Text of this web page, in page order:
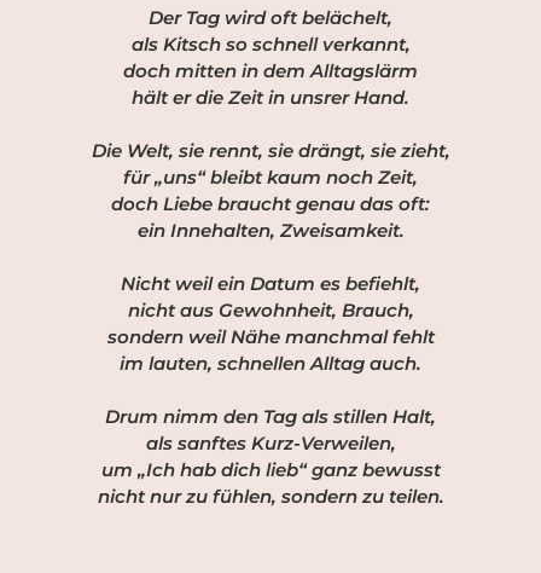
Der Tag wird oft belächelt,
als Kitsch so schnell verkannt,
doch mitten in dem Alltagslärm
hält er die Zeit in unsrer Hand.
Die Welt, sie rennt, sie drängt, sie zieht,
für „uns“ bleibt kaum noch Zeit,
doch Liebe braucht genau das oft:
ein Innehalten, Zweisamkeit.
Nicht weil ein Datum es befiehlt,
nicht aus Gewohnheit, Brauch,
sondern weil Nähe manchmal fehlt
im lauten, schnellen Alltag auch.
Drum nimm den Tag als stillen Halt,
als sanftes Kurz-Verweilen,
um „Ich hab dich lieb“ ganz bewusst
nicht nur zu fühlen, sondern zu teilen.